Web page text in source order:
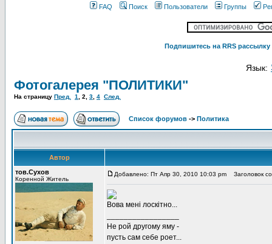
FAQ Поиск Пользователи Группы
Подпишитесь на RRS
Язык:
Фотогалерея "ПОЛИТИКИ"
На страницу Пред. 1 2 3 4 След.
Список форумов -> Политика
Автор
тов.Сухов
Коренной Житель
Добавлено: Пт Апр 30, 2010 10:03 pm Заголовок
Вова мені лоскітно...
Не рой другому яму -
пусть сам себе роет...